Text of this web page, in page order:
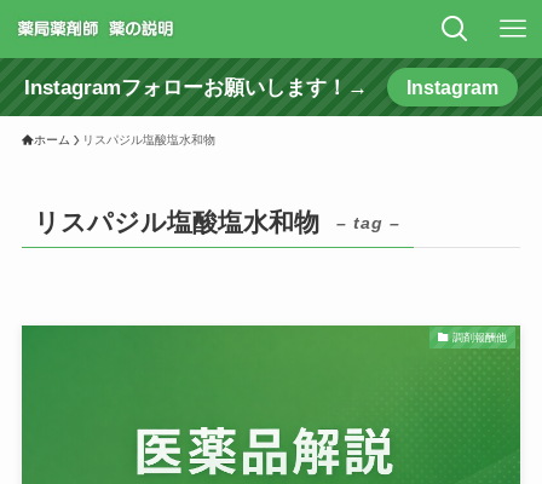
Instagramフォローお願いします！→ Instagram
ホーム リスパジル塩酸塩水和物
リスパジル塩酸塩水和物 – tag –
調剤報酬他